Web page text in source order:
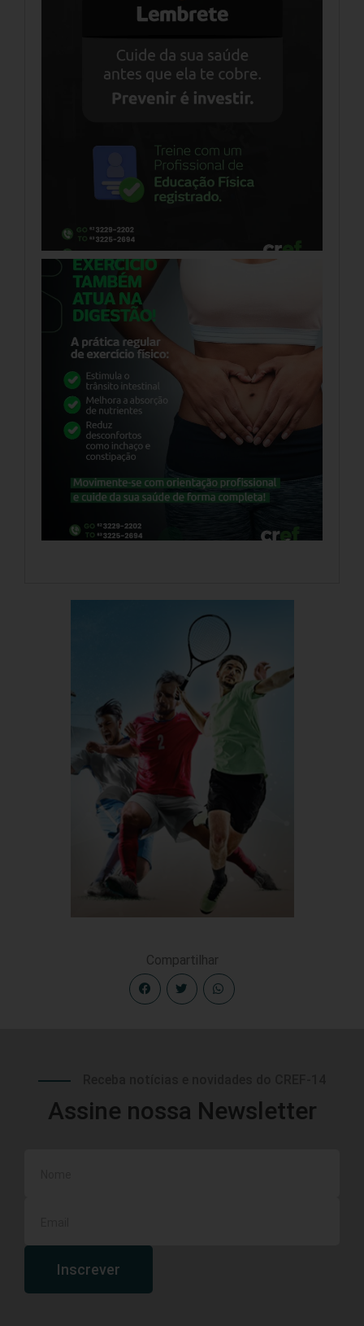
Compartilhar
Assine nossa Newsletter
Inscrever